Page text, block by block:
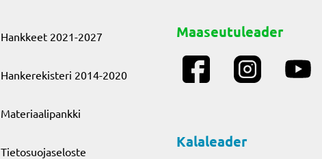
Hankkeet 2021-2027
Hankerekisteri 2014-2020
Materiaalipankki
Tietosuojaseloste
Maaseutuleader
Kalaleader